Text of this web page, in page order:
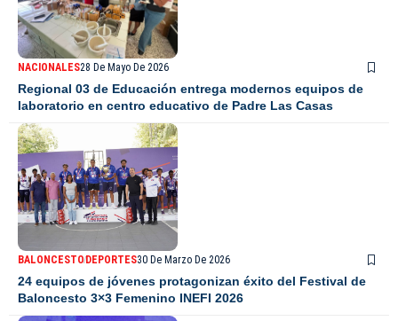
NACIONALES28 De Mayo De 2026
Regional 03 de Educación entrega modernos equipos de
laboratorio en centro educativo de Padre Las Casas
BALONCESTODEPORTES30 De Marzo De 2026
24 equipos de jóvenes protagonizan éxito del Festival de
Baloncesto 3×3 Femenino INEFI 2026